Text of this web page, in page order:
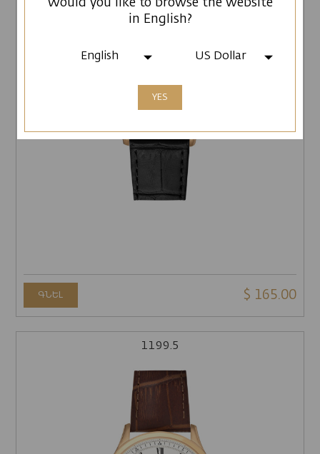
ԳՆԵԼ $ 165.00
1199.5
Would you like to browse the website
in English?
English US Dollar
YES